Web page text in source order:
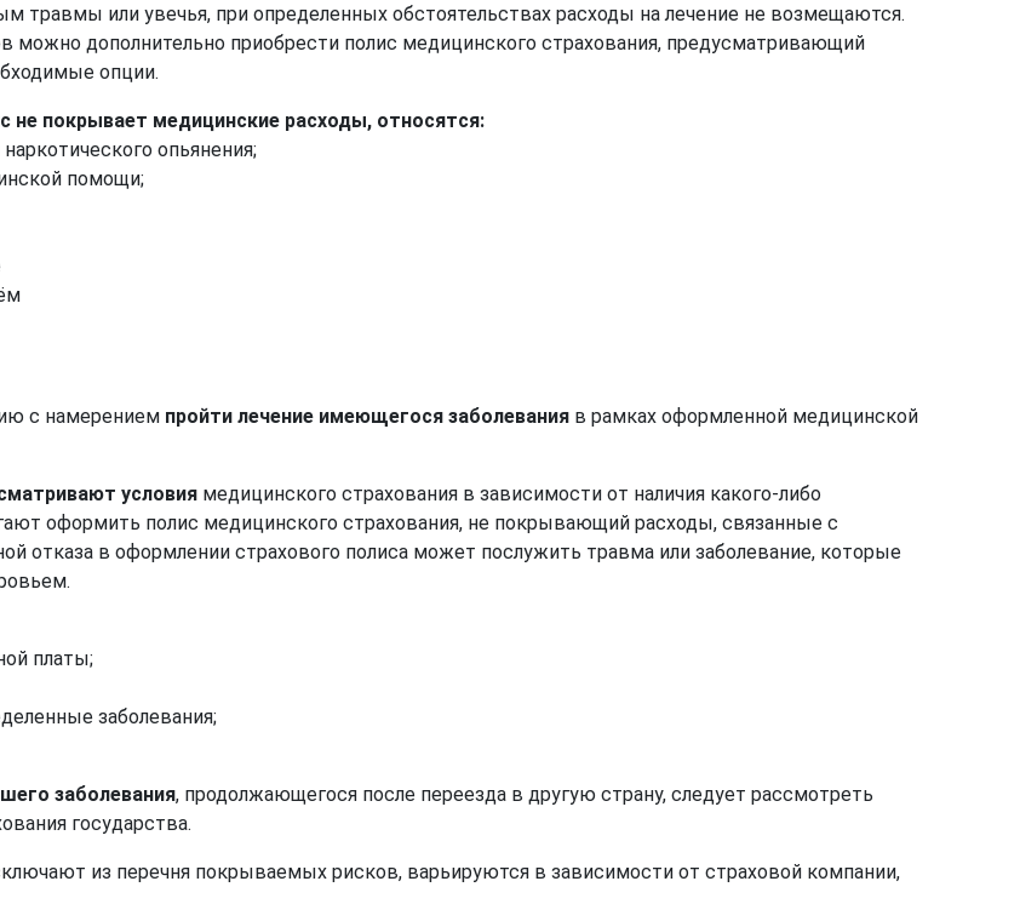
травмы или увечья, при определенных обстоятельствах расходы на лечение не возмещаются.
можно дополнительно приобрести полис медицинского страхования, предусматривающий
опции.
не покрывает медицинские расходы, относятся:
опьянения;
помощи;
с намерением пройти лечение имеющегося заболевания в рамках оформленной медицинской
условия медицинского страхования в зависимости от наличия какого-либо
оформить полис медицинского страхования, не покрывающий расходы, связанные с
отказа в оформлении страхового полиса может послужить травма или заболевание, которые
платы;
заболевания;
заболевания, продолжающегося после переезда в другую страну, следует рассмотреть
государства.
из перечня покрываемых рисков, варьируются в зависимости от страховой компании,